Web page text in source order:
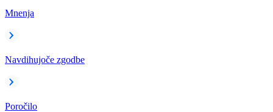
Mnenja
Navdihujoče zgodbe
Poročilo